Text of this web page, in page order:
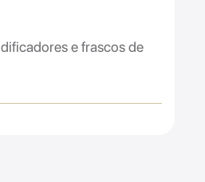
e frascos de